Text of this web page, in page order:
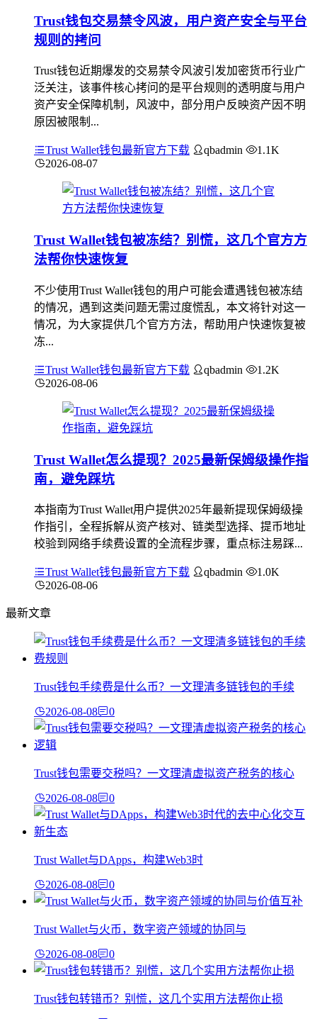
Trust钱包交易禁令风波，用户资产安全与平台
规则的拷问
Trust钱包近期爆发的交易禁令风波引发加密货币行业广
泛关注，该事件核心拷问的是平台规则的透明度与用户
资产安全保障机制，风波中，部分用户反映资产因不明
原因被限制...
Trust Wallet钱包最新官方下载 qbadmin
1.1K
2026-08-07
Trust Wallet钱包被冻结？别慌，这几个官方方
法帮你快速恢复
不少使用Trust Wallet钱包的用户可能会遭遇钱包被冻结
的情况，遇到这类问题无需过度慌乱，本文将针对这一
情况，为大家提供几个官方方法，帮助用户快速恢复被
冻...
Trust Wallet钱包最新官方下载 qbadmin
1.2K
2026-08-06
Trust Wallet怎么提现？2025最新保姆级操作指
南，避免踩坑
本指南为Trust Wallet用户提供2025年最新提现保姆级操
作指引，全程拆解从资产核对、链类型选择、提币地址
校验到网络手续费设置的全流程步骤，重点标注易踩...
Trust Wallet钱包最新官方下载 qbadmin
1.0K
2026-08-06
最新文章
Trust钱包手续费是什么币？一文理清多链钱包的手续
2026-08-08 0
Trust钱包需要交税吗？一文理清虚拟资产税务的核心
2026-08-08 0
Trust Wallet与DApps，构建Web3时
2026-08-08 0
Trust Wallet与火币，数字资产领域的协同与
2026-08-08 0
Trust钱包转错币？别慌，这几个实用方法帮你止损